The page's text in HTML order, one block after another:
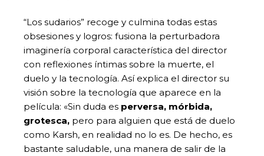
“Los sudarios” recoge y culmina todas estas
obsesiones y logros: fusiona la perturbadora
imaginería corporal característica del director
con reflexiones íntimas sobre la muerte, el
duelo y la tecnología. Así explica el director su
visión sobre la tecnología que aparece en la
película: «Sin duda es perversa, mórbida,
grotesca, pero para alguien que está de duelo
como Karsh, en realidad no lo es. De hecho, es
bastante saludable, una manera de salir de la